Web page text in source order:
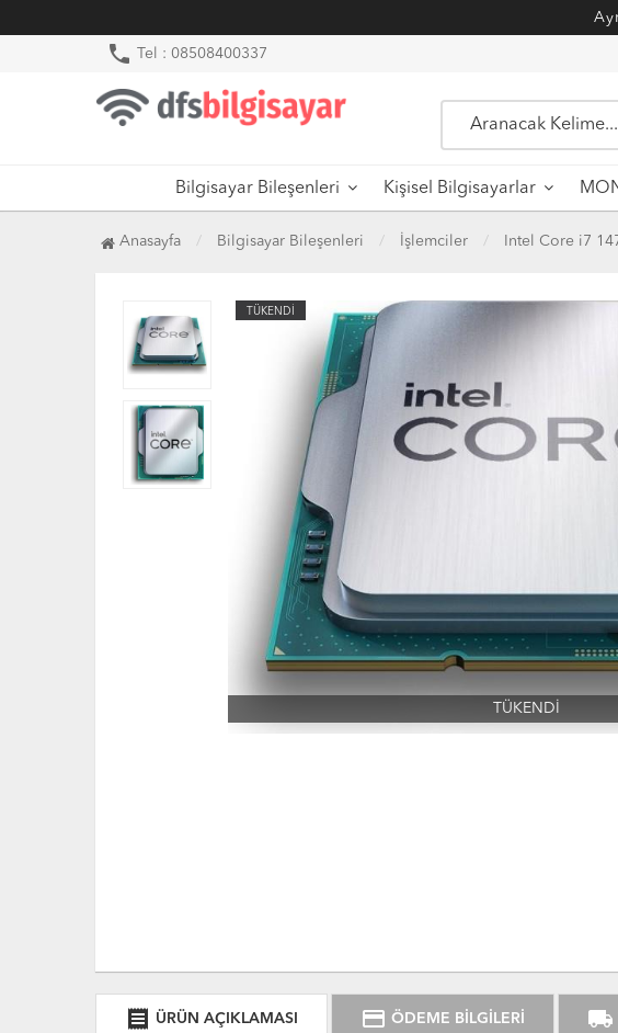
phone Tel : 08508400337
Bilgisayar Bileşenleri Kişisel Bilgisayarlar
Anasayfa Bilgisayar Bileşenleri İşlemciler Intel Core i7
TÜKENDİ
TÜKENDİ
receipt ÜRÜN AÇIKLAMASI credit_card ÖDEME BİLGİLERİ local_shipping